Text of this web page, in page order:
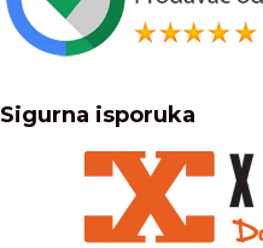
Sigurna isporuka